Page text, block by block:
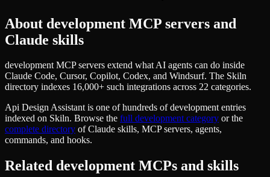
About development MCP servers and
Claude skills
development MCP servers extend what AI agents can do inside
Claude Code, Cursor, Copilot, Codex, and Windsurf. The Skiln
directory indexes 16,000+ such integrations across 22 categories.
Api Design Assistantis one of hundreds ofdevelopmententries
indexed on Skiln. Browse the full developmentcategory or the
complete directory of Claude skills, MCP servers, agents,
commands, and hooks.
Related development MCPs and skills